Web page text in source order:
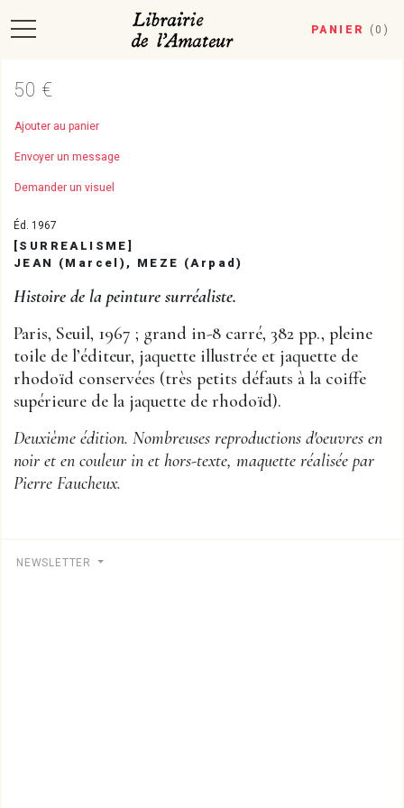
PANIER ( 0 )
50 €
Ajouter au panier
Envoyer un message
Demander un visuel
Éd. 1967
[SURREALISME]
JEAN (Marcel), MEZE (Arpad)
Histoire de la peinture surréaliste.
Paris, Seuil, 1967 ; grand in-8 carré, 382 pp., pleine
toile de l’éditeur, jaquette illustrée et jaquette de
rhodoïd conservées (très petits défauts à la coiffe
supérieure de la jaquette de rhodoïd).
Deuxième édition. Nombreuses reproductions d'oeuvres en
noir et en couleur in et hors-texte, maquette réalisée par
Pierre Faucheux.
NEWSLETTER